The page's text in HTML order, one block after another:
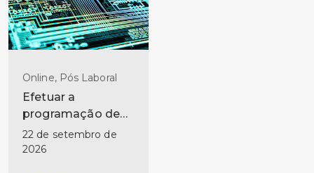
Online, Pós Laboral
Efetuar a
programação de
microcontroladores
22 de setembro de
2026